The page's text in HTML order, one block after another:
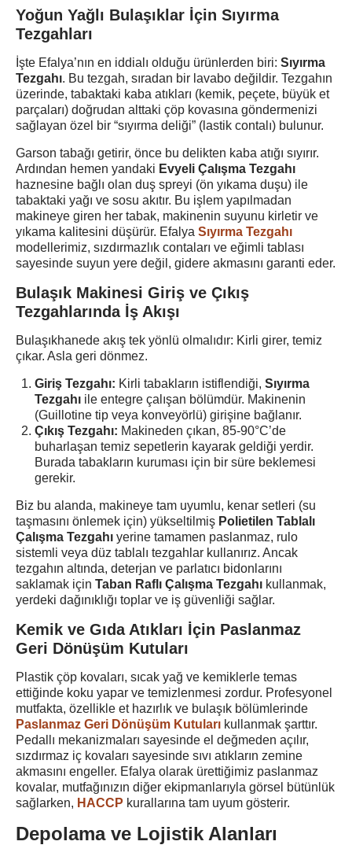
Yoğun Yağlı Bulaşıklar İçin Sıyırma
Tezgahları
İşte Efalya’nın en iddialı olduğu ürünlerden biri: Sıyırma
Tezgahı. Bu tezgah, sıradan bir lavabo değildir. Tezgahın
üzerinde, tabaktaki kaba atıkları (kemik, peçete, büyük et
parçaları) doğrudan alttaki çöp kovasına göndermenizi
sağlayan özel bir “sıyırma deliği” (lastik contalı) bulunur.
Garson tabağı getirir, önce bu delikten kaba atığı sıyırır.
Ardından hemen yandaki Evyeli Çalışma Tezgahı
haznesine bağlı olan duş spreyi (ön yıkama duşu) ile
tabaktaki yağı ve sosu akıtır. Bu işlem yapılmadan
makineye giren her tabak, makinenin suyunu kirletir ve
yıkama kalitesini düşürür. Efalya Sıyırma Tezgahı
modellerimiz, sızdırmazlık contaları ve eğimli tablası
sayesinde suyun yere değil, gidere akmasını garanti eder.
Bulaşık Makinesi Giriş ve Çıkış
Tezgahlarında İş Akışı
Bulaşıkhanede akış tek yönlü olmalıdır: Kirli girer, temiz
çıkar. Asla geri dönmez.
Giriş Tezgahı: Kirli tabakların istiflendiği, Sıyırma
Tezgahı ile entegre çalışan bölümdür. Makinenin
(Guillotine tip veya konveyörlü) girişine bağlanır.
Çıkış Tezgahı: Makineden çıkan, 85-90°C’de
buharlaşan temiz sepetlerin kayarak geldiği yerdir.
Burada tabakların kuruması için bir süre beklemesi
gerekir.
Biz bu alanda, makineye tam uyumlu, kenar setleri (su
taşmasını önlemek için) yükseltilmiş Polietilen Tablalı
Çalışma Tezgahı yerine tamamen paslanmaz, rulo
sistemli veya düz tablalı tezgahlar kullanırız. Ancak
tezgahın altında, deterjan ve parlatıcı bidonlarını
saklamak için Taban Raflı Çalışma Tezgahı kullanmak,
yerdeki dağınıklığı toplar ve iş güvenliği sağlar.
Kemik ve Gıda Atıkları İçin Paslanmaz
Geri Dönüşüm Kutuları
Plastik çöp kovaları, sıcak yağ ve kemiklerle temas
ettiğinde koku yapar ve temizlenmesi zordur. Profesyonel
mutfakta, özellikle et hazırlık ve bulaşık bölümlerinde
Paslanmaz Geri Dönüşüm Kutuları kullanmak şarttır.
Pedallı mekanizmaları sayesinde el değmeden açılır,
sızdırmaz iç kovaları sayesinde sıvı atıkların zemine
akmasını engeller. Efalya olarak ürettiğimiz paslanmaz
kovalar, mutfağınızın diğer ekipmanlarıyla görsel bütünlük
sağlarken, HACCP kurallarına tam uyum gösterir.
Depolama ve Lojistik Alanları